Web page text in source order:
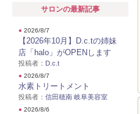
サロンの最新記事
● 2026/8/7
【2026年10月】D.c.tの姉妹
店「halo」がOPENします
投稿者： D.c.t
● 2026/8/7
水素トリートメント
投稿者： 信田穂南 岐阜美容室
● 2026/8/6